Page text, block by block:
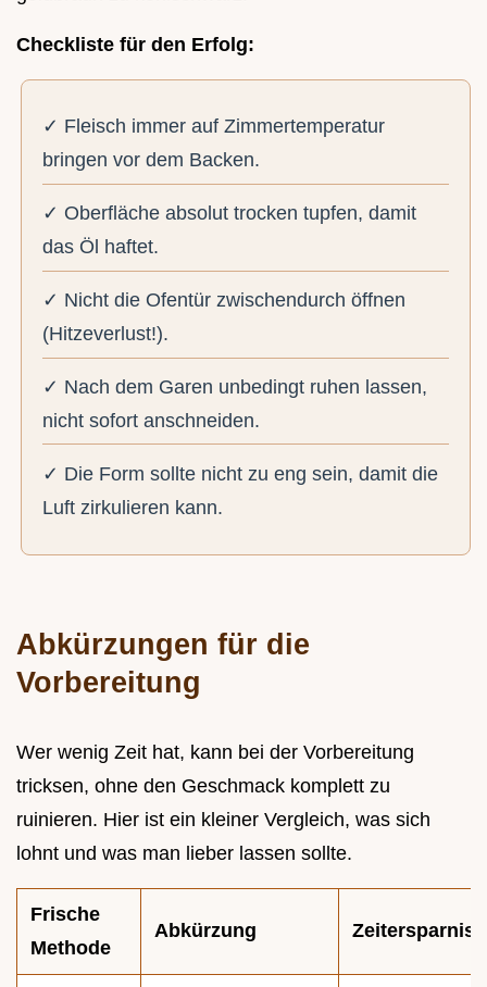
Checkliste für den Erfolg:
✓ Fleisch immer auf Zimmertemperatur
bringen vor dem Backen.
✓ Oberfläche absolut trocken tupfen, damit
das Öl haftet.
✓ Nicht die Ofentür zwischendurch öffnen
(Hitzeverlust!).
✓ Nach dem Garen unbedingt ruhen lassen,
nicht sofort anschneiden.
✓ Die Form sollte nicht zu eng sein, damit die
Luft zirkulieren kann.
Abkürzungen für die
Vorbereitung
Wer wenig Zeit hat, kann bei der Vorbereitung
tricksen, ohne den Geschmack komplett zu
ruinieren. Hier ist ein kleiner Vergleich, was sich
lohnt und was man lieber lassen sollte.
Frische
Methode
Abkürzung Zeitersparnis